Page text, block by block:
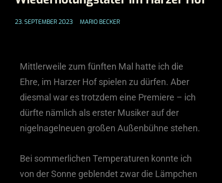
23. SEPTEMBER 2023 MARIO BECKER
Mittlerweile zum fünften Mal hatte ich die
Ehre, im Harzer Hof spielen zu dürfen. Aber
diesmal war es trotzdem eine Premiere – ich
dürfte nämlich als erster Musiker auf der
nigelnagelneuen großen Außenbühne stehen.
Bei sommerlichen Temperaturen konnte ich
von der Sonne geblendet zwar die Lämpchen